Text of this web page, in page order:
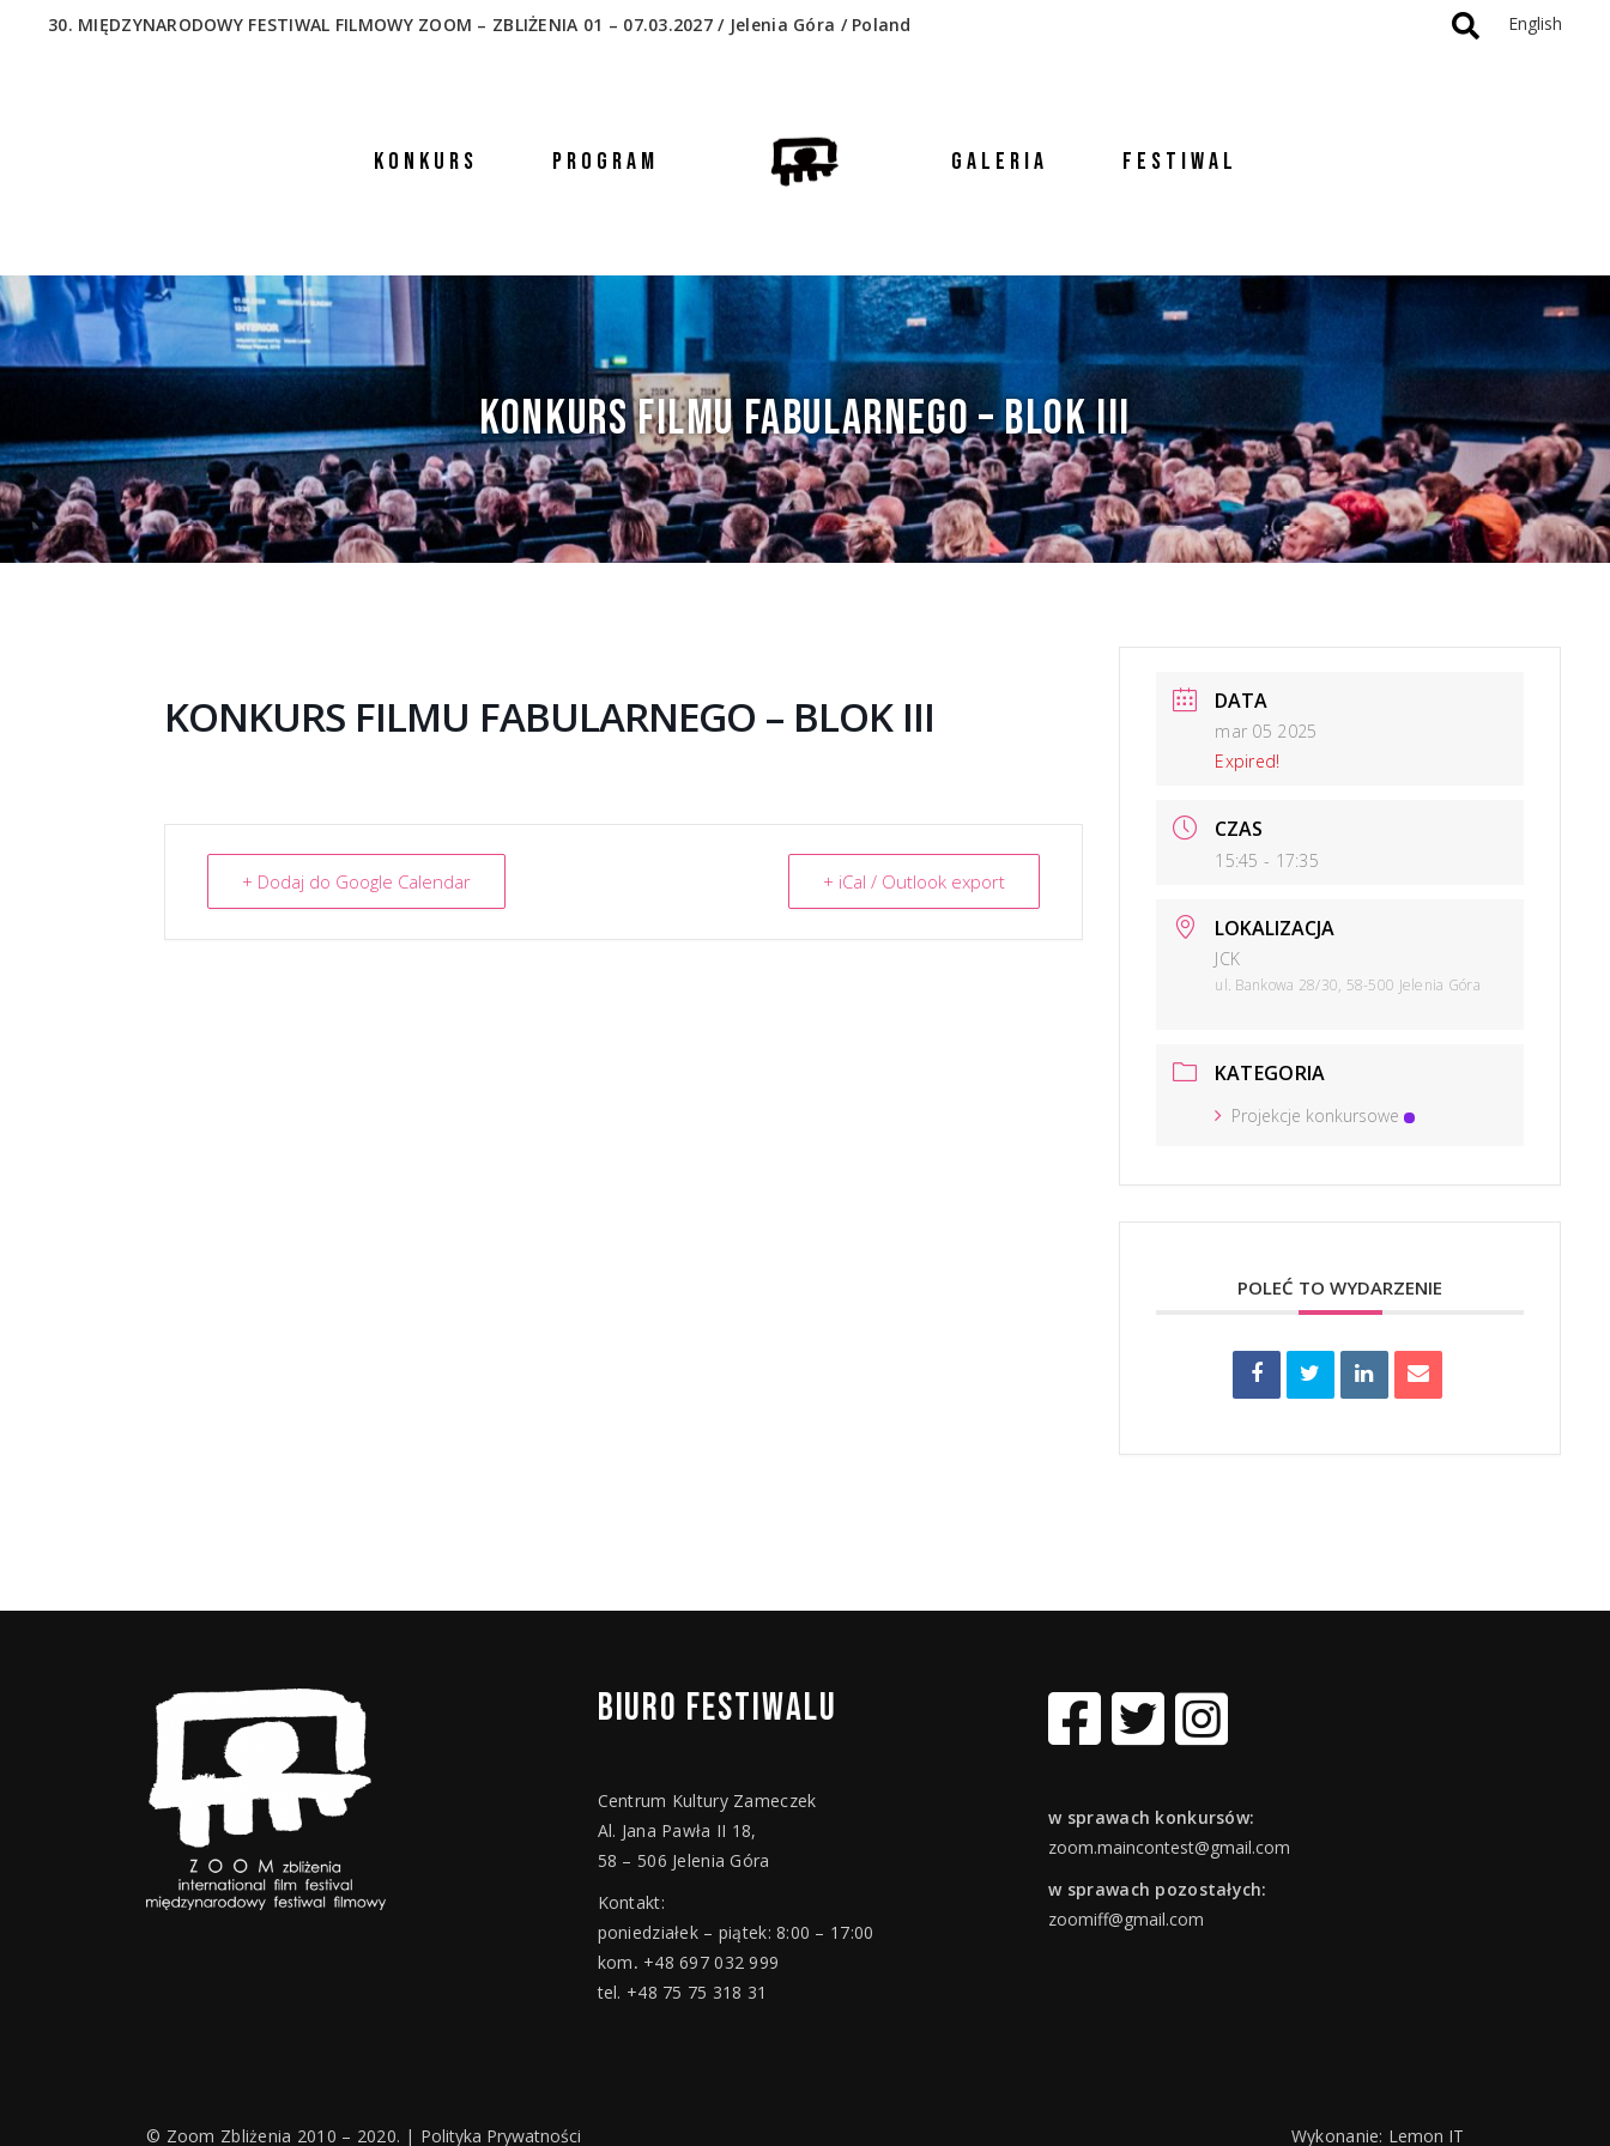
30. MIĘDZYNARODOWY FESTIWAL FILMOWY ZOOM – ZBLIŻENIA 01 – 07.03.2027 / Jelenia Góra / Poland English
KONKURS PROGRAM GALERIA FESTIWAL
KONKURS FILMU FABULARNEGO – BLOK III
NAN
KONKURS FILMU FABULARNEGO – BLOK III
+ Dodaj do Google Calendar + iCal / Outlook export
DATA
mar 05 2025
Expired!
CZAS
15:45 - 17:35
LOKALIZACJA
JCK
ul. Bankowa 28/30, 58-500 Jelenia Góra
KATEGORIA
Projekcje konkursowe
POLEĆ TO WYDARZENIE
BIURO FESTIWALU
Centrum Kultury Zameczek
Al. Jana Pawła II 18,
58 – 506 Jelenia Góra
Kontakt:
poniedziałek – piątek: 8:00 – 17:00
kom. +48 697 032 999
tel. +48 75 75 318 31
w sprawach konkursów:
zoom.maincontest@gmail.com
w sprawach pozostałych:
zoomiff@gmail.com
© Zoom Zbliżenia 2010 – 2020. | Polityka Prywatności Wykonanie: Lemon IT